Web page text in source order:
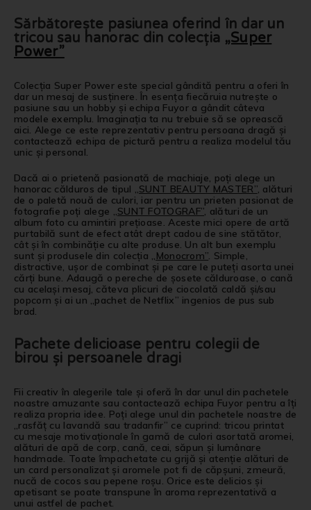
Sărbătorește pasiunea oferind în dar un
tricou sau hanorac din colecția „Super
Power”
Colecția Super Power este special gândită pentru a oferi în
dar un mesaj de susținere. În esența fiecăruia nutrește o
pasiune sau un hobby și echipa Fuyor a gândit câteva
modele exemplu. Imaginația ta nu trebuie să se oprească
aici. Alege ce este reprezentativ pentru persoana dragă și
contactează echipa de pictură pentru a realiza modelul tău
unic și personal.
Dacă ai o prietenă pasionată de machiaje, poți alege un
hanorac călduros de tipul „SUNT BEAUTY MASTER”, alături
de o paletă nouă de culori, iar pentru un prieten pasionat de
fotografie poți alege „SUNT FOTOGRAF”, alături de un
album foto cu amintiri prețioase. Aceste mici opere de artă
purtabilă sunt de efect atât drept cadou de sine stătător,
cât și în combinăție cu alte produse. Un alt bun exemplu
sunt și produsele din colecția „Monocrom”. Simple,
distractive, ușor de combinat și pe care le puteți asorta unei
cărți bune. Adaugă o pereche de șosete călduroase, o cană
cu același mesaj, căteva plicuri de ciocolată caldă și/sau
popcorn și ai un „pachet de Netflix” ingenios de pus sub
brad.
Pachete delicioase pentru colegii de
birou și persoanele dragi
Fii creativ în alegerile tale și oferă în dar unul din pachetele
noastre amuzante sau contactează echipa Fuyor pentru a îți
realiza propria idee. Poți alege unul din pachetele noastre de
„rasfăț cu lavandă sau tradanfir” ce cuprind: tricou printat
cu mesaje motivaționale în gamă de culori asortată aromei,
alături de apă de corp, cană, ceai, săpun și lumânare
handmade. Toate împachetate cu grijă și atenție alături de
un card personalizat și aromele pot fi de căpșuni, zmeură,
nucă de cocos sau pepene roșu. Orice este delicios și
apetisant se poate transpune în aroma reprezentativă a
unui astfel de pachet.